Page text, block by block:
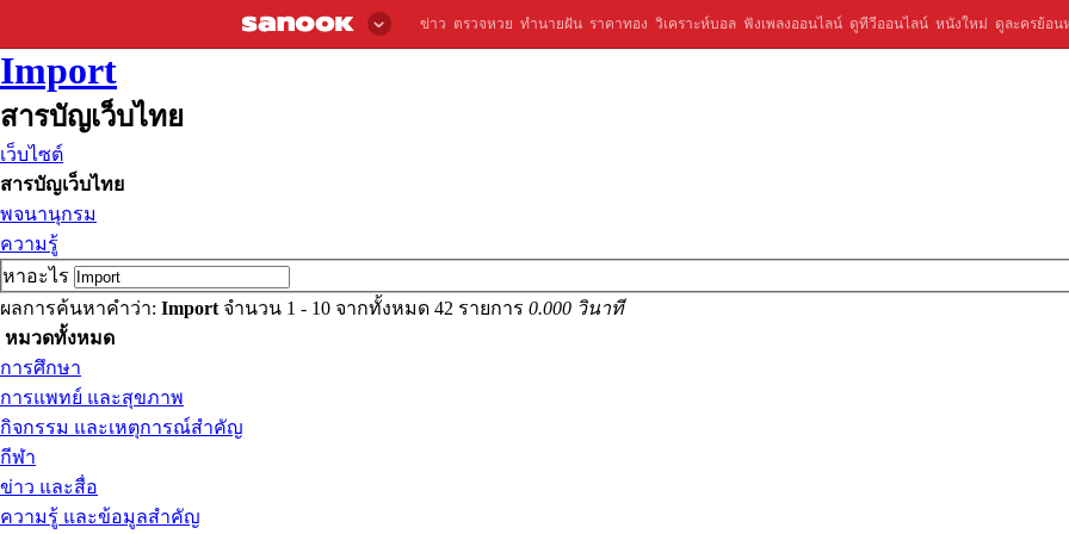
ข่าว ตรวจหวย ทำนายฝัน ราคาทอง วิเคราะห์บอล ฟังเพลงออนไลน์ ดูทีวีออนไลน์ หนังใหม่ ดูละครย้อน
Import
สารบัญเว็บไทย
เว็บไซต์
สารบัญเว็บไทย
พจนานุกรม
ความรู้
หาอะไร
ผลการค้นหาคำว่า: Import จำนวน 1 - 10 จากทั้งหมด 42 รายการ 0.000 วินาที
หมวดทั้งหมด
การศึกษา
การแพทย์ และสุขภาพ
กิจกรรม และเหตุการณ์สำคัญ
กีฬา
ข่าว และสื่อ
ความรู้ และข้อมูลสำคัญ